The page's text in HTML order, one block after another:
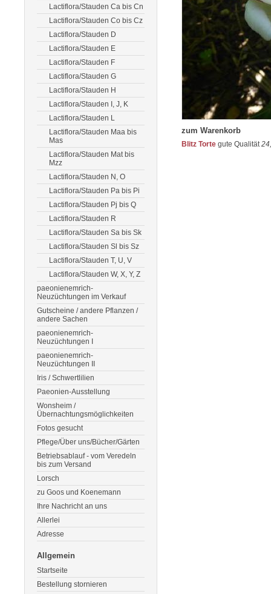
Lactiflora/Stauden Ca bis Cn
Lactiflora/Stauden Co bis Cz
Lactiflora/Stauden D
Lactiflora/Stauden E
Lactiflora/Stauden F
Lactiflora/Stauden G
Lactiflora/Stauden H
Lactiflora/Stauden I, J, K
Lactiflora/Stauden L
Lactiflora/Stauden Maa bis
Mas
Lactiflora/Stauden Mat bis
Mzz
Lactiflora/Stauden N, O
Lactiflora/Stauden Pa bis Pi
Lactiflora/Stauden Pj bis Q
Lactiflora/Stauden R
Lactiflora/Stauden Sa bis Sk
Lactiflora/Stauden Sl bis Sz
Lactiflora/Stauden T, U, V
Lactiflora/Stauden W, X, Y, Z
paeonienemrich-
Neuzüchtungen im Verkauf
Gutscheine / andere Pflanzen /
andere Sachen
paeonienemrich-
Neuzüchtungen I
paeonienemrich-
Neuzüchtungen II
Iris / Schwertlilien
Paeonien-Ausstellung
Wonsheim /
Übernachtungsmöglichkeiten
Fotos gesucht
Pflege/Über uns/Bücher/Gärten
Betriebsablauf - vom Veredeln
bis zum Versand
Lorsch
zu Goos und Koenemann
Ihre Nachricht an uns
Allerlei
Adresse
Allgemein
Startseite
Bestellung stornieren
zum Warenkorb
Blitz Torte gute Qualität